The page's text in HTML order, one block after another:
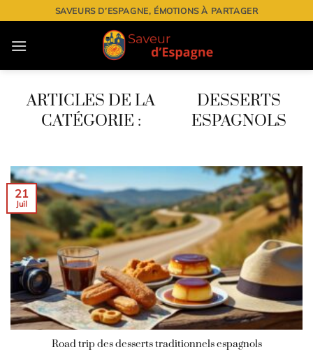
au
contenu
SAVEURS D’ESPAGNE, ÉMOTIONS À PARTAGER
DESSERTS
ESPAGNOLS
Road trip des desserts traditionnels espagnols
21
Juil